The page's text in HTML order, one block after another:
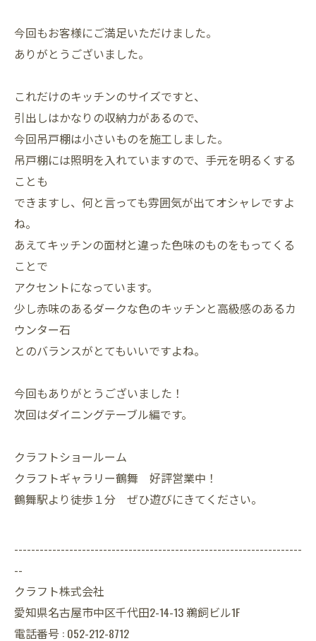
今回もお客様にご満足いただけました。
ありがとうございました。
これだけのキッチンのサイズですと、
引出しはかなりの収納力があるので、
今回吊戸棚は小さいものを施工しました。
吊戸棚には照明を入れていますので、手元を明るくする
ことも
できますし、何と言っても雰囲気が出てオシャレですよ
ね。
あえてキッチンの面材と違った色味のものをもってくる
ことで
アクセントになっています。
少し赤味のあるダークな色のキッチンと高級感のあるカ
ウンター石
とのバランスがとてもいいですよね。
今回もありがとうございました！
次回はダイニングテーブル編です。
クラフトショールーム
クラフトギャラリー鶴舞 好評営業中！
鶴舞駅より徒歩１分 ぜひ遊びにきてください。
--------------------------------------------------------------------
--
クラフト株式会社
愛知県名古屋市中区千代田2-14-13 鵜飼ビル1F
電話番号 : 052-212-8712